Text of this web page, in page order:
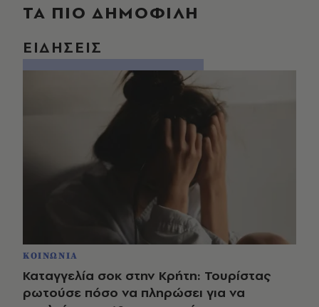
ΤΑ ΠΙΟ ΔΗΜΟΦΙΛΗ
ΕΙΔΗΣΕΙΣ
ΚΟΙΝΩΝΙΑ
Καταγγελία σοκ στην Κρήτη: Τουρίστας
ρωτούσε πόσο να πληρώσει για να